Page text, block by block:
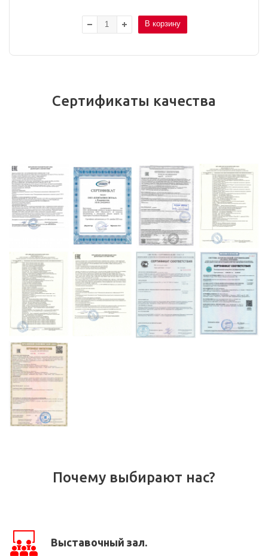
В корзину
Сертификаты качества
Почему выбирают нас?
Выставочный зал.